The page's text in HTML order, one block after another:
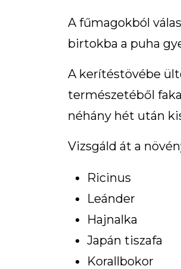
A fűmagokból
birtokba a puha
A kerítéstövébe
természetéből
néhány hét után
Vizsgáld át a
Ricinus
Leánder
Hajnalka
Japán tiszafa
Korallbokor